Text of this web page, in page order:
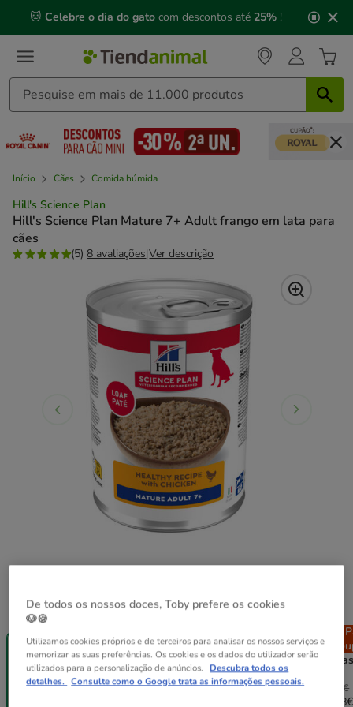
mensagem,
🐱 Celebre o dia do gato com descontos até 25% !
Início Cães Comida húmida
Hill's Science Plan
Hill's Science Plan Mature 7+ Adult frango em lata para
cães
(5)8 avaliações|Ver descrição
Peso: 370 g
370 g
un.
12 latas x 370
g
Poupança
47.88€
24 latas x 370
g
Desc.
95.76€
48
191.52€
De todos os nossos doces, Toby prefere os cookies
🐶🍪
Utilizamos cookies próprios e de terceiros para analisar os nossos serviços e
memorizar as suas preferências. Os cookies e os dados do utilizador serão
utilizados para a personalização de anúncios. Descubra todos os
detalhes. Consulte como o Google trata as informações pessoais.